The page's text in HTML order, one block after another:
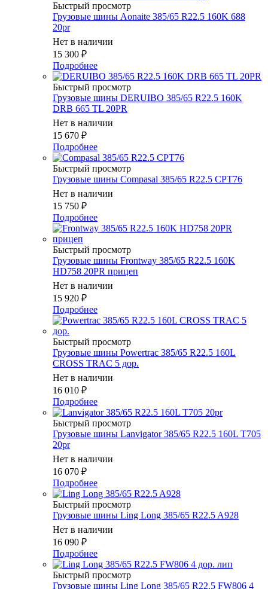
Быстрый просмотр
Грузовые шины Aonaite 385/65 R22.5 160K 688
20pr
Нет в наличии
15 300 ₽
Подробнее
Быстрый просмотр
Грузовые шины DERUIBO 385/65 R22.5 160K
DRB 665 TL 20PR
Нет в наличии
15 670 ₽
Подробнее
Быстрый просмотр
Грузовые шины Compasal 385/65 R22.5 CPT76
Нет в наличии
15 750 ₽
Подробнее
Быстрый просмотр
Грузовые шины Frontway 385/65 R22.5 160K
HD758 20PR прицеп
Нет в наличии
15 920 ₽
Подробнее
Быстрый просмотр
Грузовые шины Powertrac 385/65 R22.5 160L
CROSS TRAC 5 дор.
Нет в наличии
16 010 ₽
Подробнее
Быстрый просмотр
Грузовые шины Lanvigator 385/65 R22.5 160L T705
20pr
Нет в наличии
16 070 ₽
Подробнее
Быстрый просмотр
Грузовые шины Ling Long 385/65 R22.5 A928
Нет в наличии
16 090 ₽
Подробнее
Быстрый просмотр
Грузовые шины Ling Long 385/65 R22.5 FW806 4